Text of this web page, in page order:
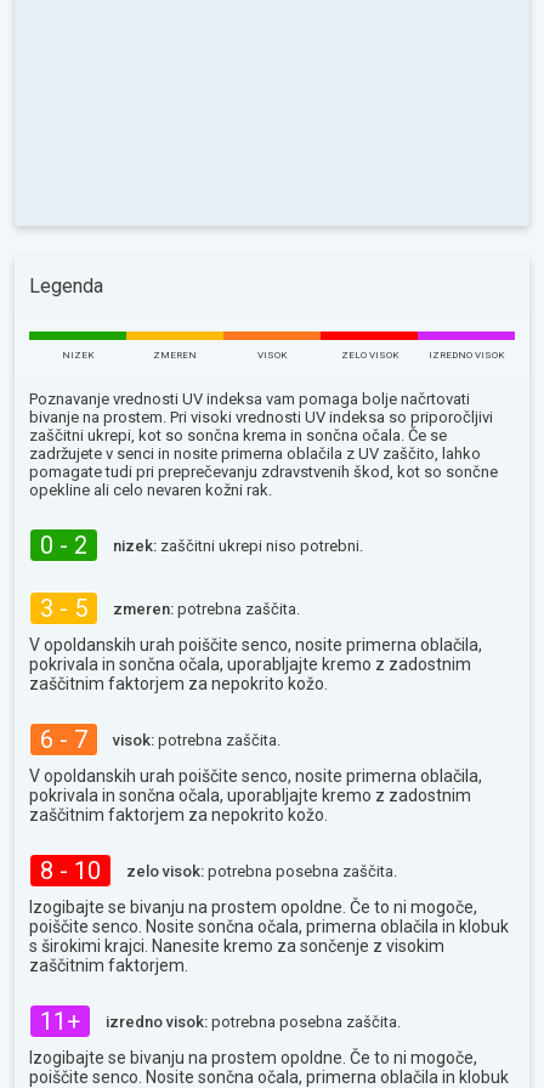
Legenda
NIZEK ZMEREN VISOK ZELO VISOK IZREDNO VISOK
Poznavanje vrednosti UV indeksa vam pomaga bolje načrtovati
bivanje na prostem. Pri visoki vrednosti UV indeksa so priporočljivi
zaščitni ukrepi, kot so sončna krema in sončna očala. Če se
zadržujete v senci in nosite primerna oblačila z UV zaščito, lahko
pomagate tudi pri preprečevanju zdravstvenih škod, kot so sončne
opekline ali celo nevaren kožni rak.
0 - 2 nizek: zaščitni ukrepi niso potrebni.
3 - 5 zmeren: potrebna zaščita.
V opoldanskih urah poiščite senco, nosite primerna oblačila,
pokrivala in sončna očala, uporabljajte kremo z zadostnim
zaščitnim faktorjem za nepokrito kožo.
6 - 7 visok: potrebna zaščita.
V opoldanskih urah poiščite senco, nosite primerna oblačila,
pokrivala in sončna očala, uporabljajte kremo z zadostnim
zaščitnim faktorjem za nepokrito kožo.
8 - 10 zelo visok: potrebna posebna zaščita.
Izogibajte se bivanju na prostem opoldne. Če to ni mogoče,
poiščite senco. Nosite sončna očala, primerna oblačila in klobuk
s širokimi krajci. Nanesite kremo za sončenje z visokim
zaščitnim faktorjem.
11+ izredno visok: potrebna posebna zaščita.
Izogibajte se bivanju na prostem opoldne. Če to ni mogoče,
poiščite senco. Nosite sončna očala, primerna oblačila in klobuk